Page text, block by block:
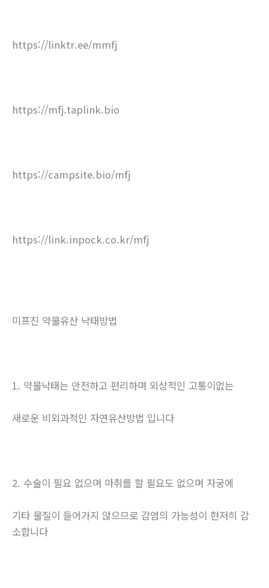
https://linktr.ee/mmfj
https://mfj.taplink.bio
https://campsite.bio/mfj
https://link.inpock.co.kr/mfj
미프진 약물유산 낙태방법
1. 약물낙태는 안전하고 편리하며 외상적인 고통이없는
새로운 비외과적인 자연유산방법 입니다
2. 수술이 필요 없으며 마취를 할 필요도 없으며 자궁에
기타 물질이 들어가지 않으므로 감염의 가능성이 현저히 감
소합니다